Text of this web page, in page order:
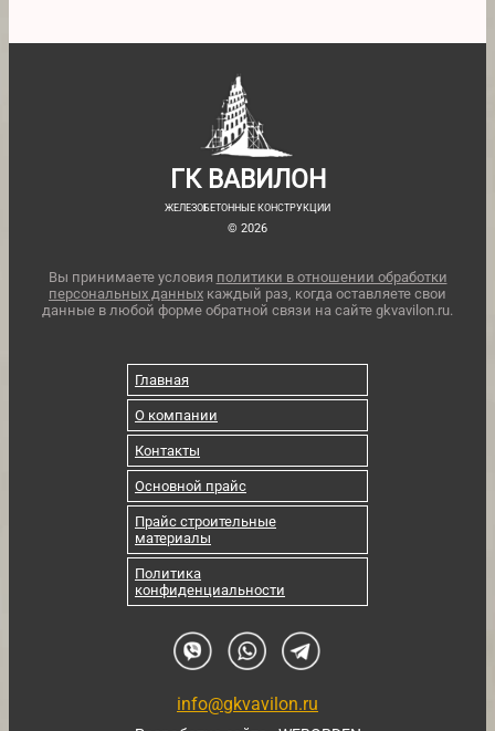
ГК ВАВИЛОН
ЖЕЛЕЗОБЕТОННЫЕ КОНСТРУКЦИИ
© 2026
Вы принимаете условия политики в отношении обработки
персональных данных каждый раз, когда оставляете свои
данные в любой форме обратной связи на сайте gkvavilon.ru.
Главная
О компании
Контакты
Основной прайс
Прайс строительные
материалы
Политика
конфиденциальности
info@gkvavilon.ru